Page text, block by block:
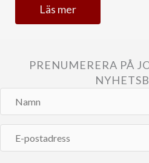
Läs mer
PRENUMERERA PÅ
Namn
postadress